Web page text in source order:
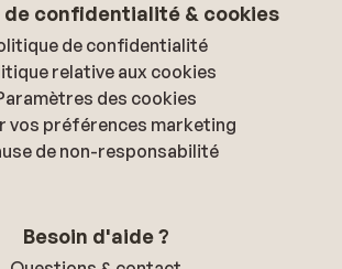
confidentialité & cookies
de confidentialité
relative aux cookies
des cookies
vos préférences marketing
de non-responsabilité
Besoin d'aide ?